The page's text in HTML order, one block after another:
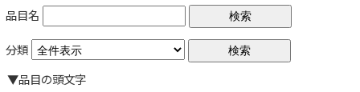
品目名
分類
▼品目の頭文字